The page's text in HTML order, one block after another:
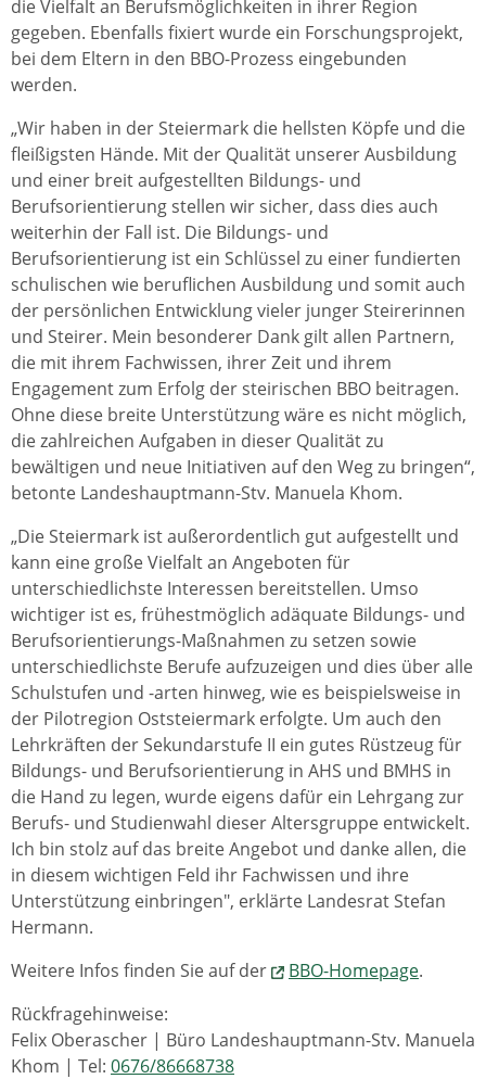
die Vielfalt an Berufsmöglichkeiten in ihrer Region
gegeben. Ebenfalls fixiert wurde ein Forschungsprojekt,
bei dem Eltern in den BBO-Prozess eingebunden
werden.
„Wir haben in der Steiermark die hellsten Köpfe und die
fleißigsten Hände. Mit der Qualität unserer Ausbildung
und einer breit aufgestellten Bildungs- und
Berufsorientierung stellen wir sicher, dass dies auch
weiterhin der Fall ist. Die Bildungs- und
Berufsorientierung ist ein Schlüssel zu einer fundierten
schulischen wie beruflichen Ausbildung und somit auch
der persönlichen Entwicklung vieler junger Steirerinnen
und Steirer. Mein besonderer Dank gilt allen Partnern,
die mit ihrem Fachwissen, ihrer Zeit und ihrem
Engagement zum Erfolg der steirischen BBO beitragen.
Ohne diese breite Unterstützung wäre es nicht möglich,
die zahlreichen Aufgaben in dieser Qualität zu
bewältigen und neue Initiativen auf den Weg zu bringen“,
betonte Landeshauptmann-Stv. Manuela Khom.
„Die Steiermark ist außerordentlich gut aufgestellt und
kann eine große Vielfalt an Angeboten für
unterschiedlichste Interessen bereitstellen. Umso
wichtiger ist es, frühestmöglich adäquate Bildungs- und
Berufsorientierungs-Maßnahmen zu setzen sowie
unterschiedlichste Berufe aufzuzeigen und dies über alle
Schulstufen und -arten hinweg, wie es beispielsweise in
der Pilotregion Oststeiermark erfolgte. Um auch den
Lehrkräften der Sekundarstufe II ein gutes Rüstzeug für
Bildungs- und Berufsorientierung in AHS und BMHS in
die Hand zu legen, wurde eigens dafür ein Lehrgang zur
Berufs- und Studienwahl dieser Altersgruppe entwickelt.
Ich bin stolz auf das breite Angebot und danke allen, die
in diesem wichtigen Feld ihr Fachwissen und ihre
Unterstützung einbringen", erklärte Landesrat Stefan
Hermann.
Weitere Infos finden Sie auf der
BBO-Homepage.
Rückfragehinweise:
Felix Oberascher | Büro Landeshauptmann-Stv. Manuela
Khom | Tel: 0676/86668738